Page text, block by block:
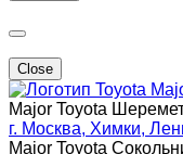
Close
Major Toyota
г. Москва, Химки,
Major Toyota